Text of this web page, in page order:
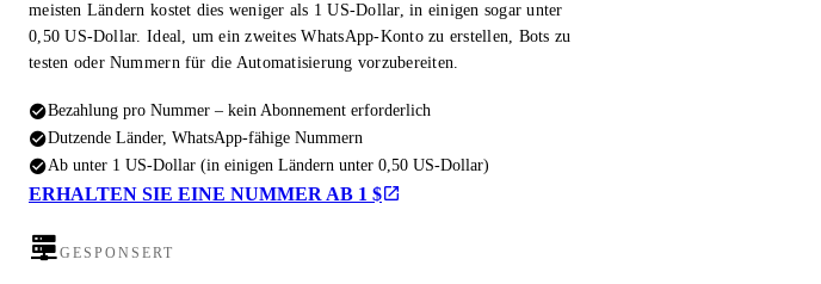
meisten Ländern kostet dies weniger als 1 US-Dollar, in einigen sogar unter
0,50 US-Dollar. Ideal, um ein zweites WhatsApp-Konto zu erstellen, Bots zu
testen oder Nummern für die Automatisierung vorzubereiten.
Bezahlung pro Nummer – kein Abonnement erforderlich
Dutzende Länder, WhatsApp-fähige Nummern
Ab unter 1 US-Dollar (in einigen Ländern unter 0,50 US-Dollar)
ERHALTEN SIE EINE NUMMER AB 1 $
GESPONSERT